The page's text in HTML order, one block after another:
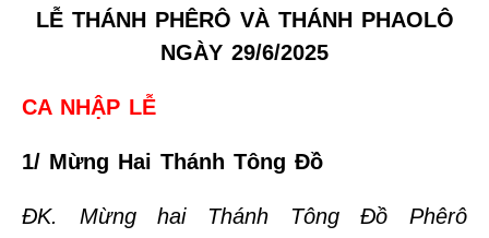
LỄ THÁNH PHÊRÔ VÀ THÁNH PHAOLÔ
NGÀY 29/6/2025
CA NHẬP LỄ
1/ Mừng Hai Thánh Tông Đồ
ĐK. Mừng hai Thánh Tông Đồ Phêrô